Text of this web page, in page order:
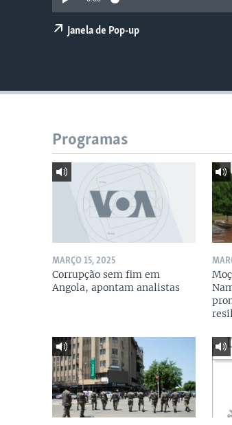
Janela de Pop-up
Programas
MARÇO 15, 2025
Corrupção sem fim em
Angola, apontam analistas